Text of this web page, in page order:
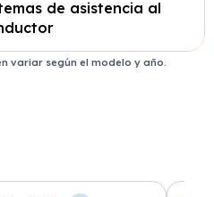
de asistencia al
variar según el modelo y año.